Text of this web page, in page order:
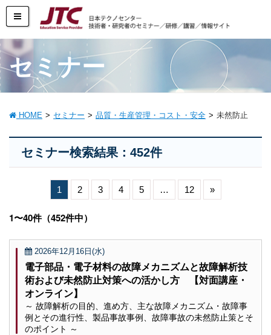
セミナー
HOME セミナー 品質・生産管理・コスト・安全 未然防止
セミナー検索結果：452件
1 2 3 4 5 … 12 »
1〜40件（452件中）
2026年12月16日(水)
電子部品・電子材料の故障メカニズムと故障解析技
術および未然防止対策への活かし方 【対面講座・
オンライン】
～ 故障解析の目的、進め方、主な故障メカニズム・故障事
例とその進行性、製品事故事例、故障事故の未然防止策とそ
のポイント ～